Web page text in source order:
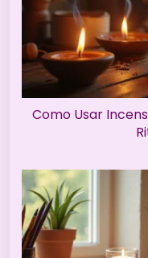
Como Usar